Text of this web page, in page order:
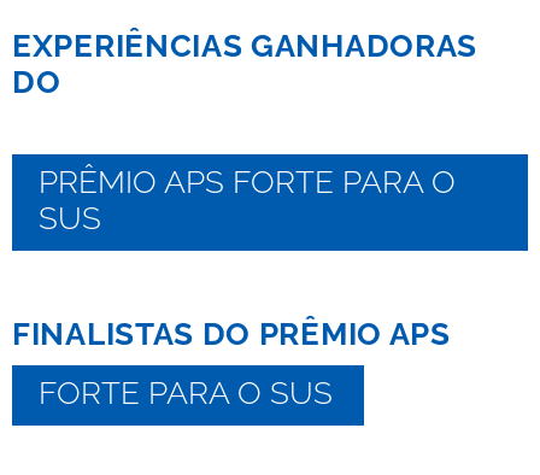
EXPERIÊNCIAS GANHADORAS
DO
PRÊMIO APS FORTE PARA O
SUS
FINALISTAS DO PRÊMIO APS
FORTE PARA O SUS